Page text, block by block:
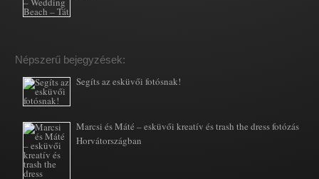
Népszerű bejegyzések:
Segíts az esküvői fotósnak!
Marcsi és Máté – esküvői kreatív és trash the dress fotózás
Horvátországban